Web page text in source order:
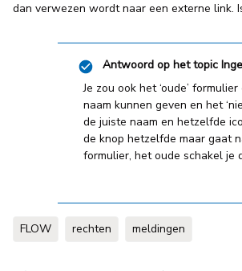
dan verwezen wordt naar een externe link.
Antwoord op het topic
Je zou ook het ‘oude’
naam kunnen geven en het
de juiste naam en hetzelfde
de knop hetzelfde maar gaat
formulier, het oude schakel je
FLOW rechten meldingen